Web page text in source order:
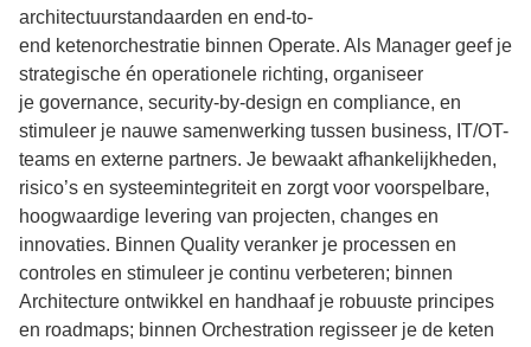
architectuurstandaarden en end-to-
end ketenorchestratie binnen Operate. Als Manager geef je
strategische én operationele richting, organiseer
je governance, security-by-design en compliance, en
stimuleer je nauwe samenwerking tussen business, IT/OT-
teams en externe partners. Je bewaakt afhankelijkheden,
risico’s en systeemintegriteit en zorgt voor voorspelbare,
hoogwaardige levering van projecten, changes en
innovaties. Binnen Quality veranker je processen en
controles en stimuleer je continu verbeteren; binnen
Architecture ontwikkel en handhaaf je robuuste principes
en roadmaps; binnen Orchestration regisseer je de keten